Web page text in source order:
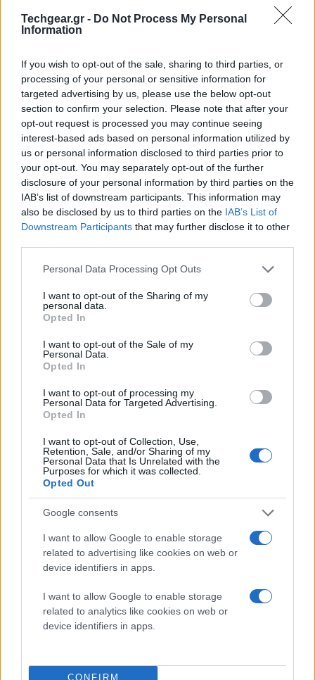
Techgear.gr - Do Not Process My Personal
Information
If you wish to opt-out of the sale, sharing to third parties, or
processing of your personal or sensitive information for
targeted advertising by us, please use the below opt-out
section to confirm your selection. Please note that after your
opt-out request is processed you may continue seeing
interest-based ads based on personal information utilized by
us or personal information disclosed to third parties prior to
your opt-out. You may separately opt-out of the further
disclosure of your personal information by third parties on the
IAB’s list of downstream participants. This information may
also be disclosed by us to third parties on the IAB’s List of
Downstream Participants that may further disclose it to other
Please note that this website/app uses one or more Google
not limited to your visit or usage behaviour. You may click to
grant or deny consent to Google and its third-party tags to
use your data for below specified purposes in below Google
consent section.
Personal Data Processing Opt Outs
I want to opt-out of the Sharing of my
personal data.
Opted In
I want to opt-out of the Sale of my
Personal Data.
Opted In
I want to opt-out of processing my
Personal Data for Targeted Advertising.
Opted In
I want to opt-out of Collection, Use,
Retention, Sale, and/or Sharing of my
Personal Data that Is Unrelated with the
Purposes for which it was collected.
Opted Out
Google consents
I want to allow Google to enable storage
related to advertising like cookies on web or
device identifiers in apps.
I want to allow Google to enable storage
related to analytics like cookies on web or
device identifiers in apps.
CONFIRM